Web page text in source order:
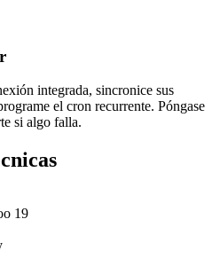
integrada, sincronice sus
el cron recurrente. Póngase
si algo falla.
19